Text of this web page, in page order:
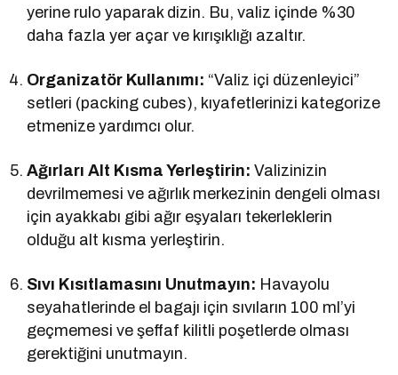
yerine rulo yaparak dizin. Bu, valiz içinde %30
daha fazla yer açar ve kırışıklığı azaltır.
Organizatör Kullanımı: “Valiz içi düzenleyici”
setleri (packing cubes), kıyafetlerinizi kategorize
etmenize yardımcı olur.
Ağırları Alt Kısma Yerleştirin: Valizinizin
devrilmemesi ve ağırlık merkezinin dengeli olması
için ayakkabı gibi ağır eşyaları tekerleklerin
olduğu alt kısma yerleştirin.
Sıvı Kısıtlamasını Unutmayın: Havayolu
seyahatlerinde el bagajı için sıvıların 100 ml’yi
geçmemesi ve şeffaf kilitli poşetlerde olması
gerektiğini unutmayın.